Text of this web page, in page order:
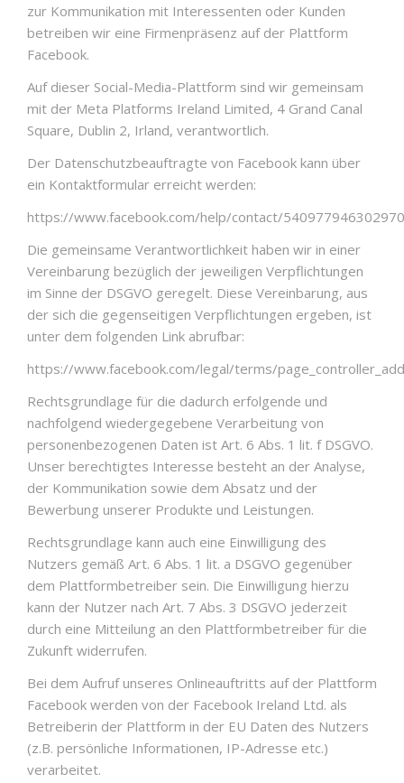
zur Kommunikation mit Interessenten oder Kunden
betreiben wir eine Firmenpräsenz auf der Plattform
Facebook.
Auf dieser Social-Media-Plattform sind wir gemeinsam
mit der Meta Platforms Ireland Limited, 4 Grand Canal
Square, Dublin 2, Irland, verantwortlich.
Der Datenschutzbeauftragte von Facebook kann über
ein Kontaktformular erreicht werden:
https://www.facebook.com/help/contact/540977946302970
Die gemeinsame Verantwortlichkeit haben wir in einer
Vereinbarung bezüglich der jeweiligen Verpflichtungen
im Sinne der DSGVO geregelt. Diese Vereinbarung, aus
der sich die gegenseitigen Verpflichtungen ergeben, ist
unter dem folgenden Link abrufbar:
https://www.facebook.com/legal/terms/
Rechtsgrundlage für die dadurch erfolgende und
nachfolgend wiedergegebene Verarbeitung von
personenbezogenen Daten ist Art. 6 Abs. 1 lit. f DSGVO.
Unser berechtigtes Interesse besteht an der Analyse,
der Kommunikation sowie dem Absatz und der
Bewerbung unserer Produkte und Leistungen.
Rechtsgrundlage kann auch eine Einwilligung des
Nutzers gemäß Art. 6 Abs. 1 lit. a DSGVO gegenüber
dem Plattformbetreiber sein. Die Einwilligung hierzu
kann der Nutzer nach Art. 7 Abs. 3 DSGVO jederzeit
durch eine Mitteilung an den Plattformbetreiber für die
Zukunft widerrufen.
Bei dem Aufruf unseres Onlineauftritts auf der Plattform
Facebook werden von der Facebook Ireland Ltd. als
Betreiberin der Plattform in der EU Daten des Nutzers
(z.B. persönliche Informationen, IP-Adresse etc.)
verarbeitet.